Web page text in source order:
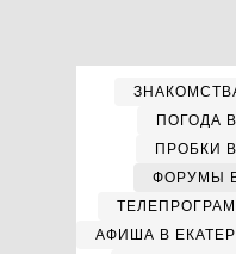
ПОГОДА
ПРОБКИ
ФОРУМЫ
АФИША В